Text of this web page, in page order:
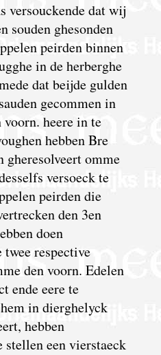
versouckende dat wij
souden ghesonden
peirden binnen
in de herberghe
dat beijde gulden
gecommen in
heere in te
hebben Bre
gheresolveert omme
versoeck te
peirden die
den 3en
doen
twee respective
den voorn. Edelen
ende eere te
in dierghelyck
hebben
stellen een vierstaeck